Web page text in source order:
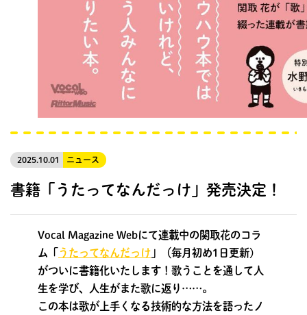
2025.10.01 ニュース
書籍「うたってなんだっけ」発売決定！
Vocal Magazine Webにて連載中の関取花のコラ
ム「うたってなんだっけ 」（毎月初め1日更新)
がついに書籍化いたします！歌うことを通して人
生を学び、人生がまた歌に返り……。
この本は歌が上手くなる技術的な方法を語ったノ